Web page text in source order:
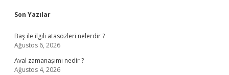
Sidebar
Son Yazılar
Baş ile ilgili atasözleri nelerdir ?
Ağustos 6, 2026
Aval zamanaşımı nedir ?
Ağustos 4, 2026